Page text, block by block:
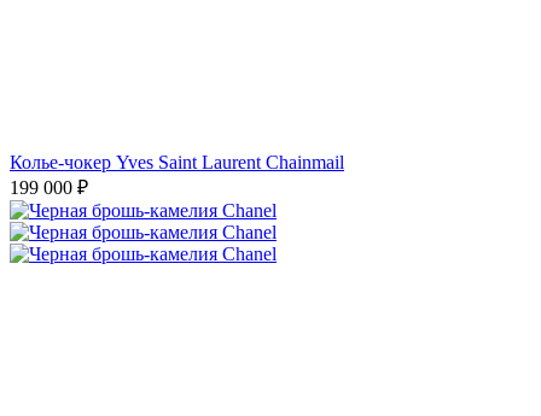
Колье-чокер Yves Saint Laurent Chainmail
199 000 ₽